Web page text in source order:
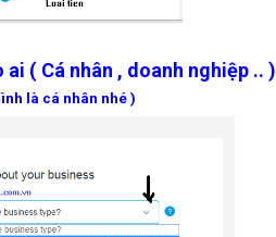
( Cá nhân , doanh nghiệp .. )
là cá nhân nhé )